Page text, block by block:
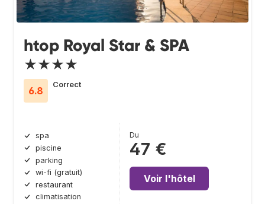
htop Royal Star & SPA
★★★★
6.8
Correct
spa
piscine
parking
wi-fi (gratuit)
restaurant
climatisation
Du
47 €
Voir l'hôtel